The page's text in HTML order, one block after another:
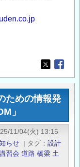
Opens in
ための情報発
」
11/04(火) 13:15
らせ | タグ
設計
習会 道路 橋梁 土